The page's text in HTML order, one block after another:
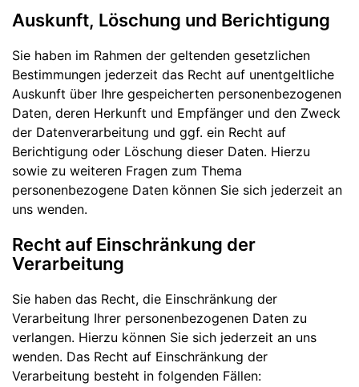
Auskunft, Löschung und Berichtigung
Sie haben im Rahmen der geltenden gesetzlichen
Bestimmungen jederzeit das Recht auf unentgeltliche
Auskunft über Ihre gespeicherten personenbezogenen
Daten, deren Herkunft und Empfänger und den Zweck
der Datenverarbeitung und ggf. ein Recht auf
Berichtigung oder Löschung dieser Daten. Hierzu
sowie zu weiteren Fragen zum Thema
personenbezogene Daten können Sie sich jederzeit an
uns wenden.
Recht auf Einschränkung der
Verarbeitung
Sie haben das Recht, die Einschränkung der
Verarbeitung Ihrer personenbezogenen Daten zu
verlangen. Hierzu können Sie sich jederzeit an uns
wenden. Das Recht auf Einschränkung der
Verarbeitung besteht in folgenden Fällen: